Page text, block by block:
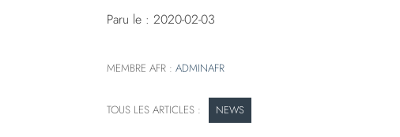
Paru le : 2020-02-03
MEMBRE AFR : ADMINAFR
NEWS